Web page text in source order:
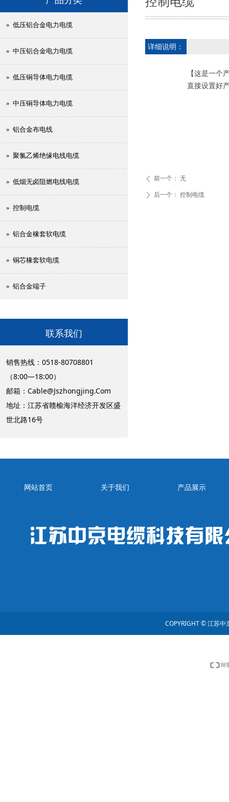
【这是一个
直接设置好
ꄴ 前一个： 无
ꄲ 后一个： 控制电缆
详细说明：
» 低压铝合金电力电缆
» 中压铝合金电力电缆
» 低压铜导体电力电缆
» 中压铜导体电力电缆
» 铝合金布电线
» 聚氯乙烯绝缘电线电缆
» 低烟无卤阻燃电线电缆
» 控制电缆
» 铝合金橡套软电缆
» 铜芯橡套软电缆
» 铝合金端子
联系我们
销售热线：0518-80708801
（8:00—18:00）
邮箱： Cable@Jszhongjing.Com
地址：江苏省赣榆海洋经济开发区盛
世北路16号
网站首页 关于我们 产品展示
COPYRIGHT © 江苏中